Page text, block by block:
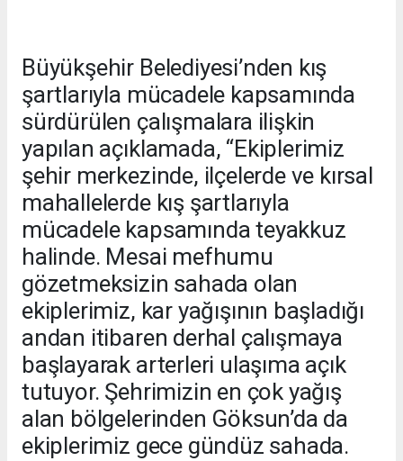
Büyükşehir Belediyesi’nden kış
şartlarıyla mücadele kapsamında
sürdürülen çalışmalara ilişkin
yapılan açıklamada, “Ekiplerimiz
şehir merkezinde, ilçelerde ve kırsal
mahallelerde kış şartlarıyla
mücadele kapsamında teyakkuz
halinde. Mesai mefhumu
gözetmeksizin sahada olan
ekiplerimiz, kar yağışının başladığı
andan itibaren derhal çalışmaya
başlayarak arterleri ulaşıma açık
tutuyor. Şehrimizin en çok yağış
alan bölgelerinden Göksun’da da
ekiplerimiz gece gündüz sahada.